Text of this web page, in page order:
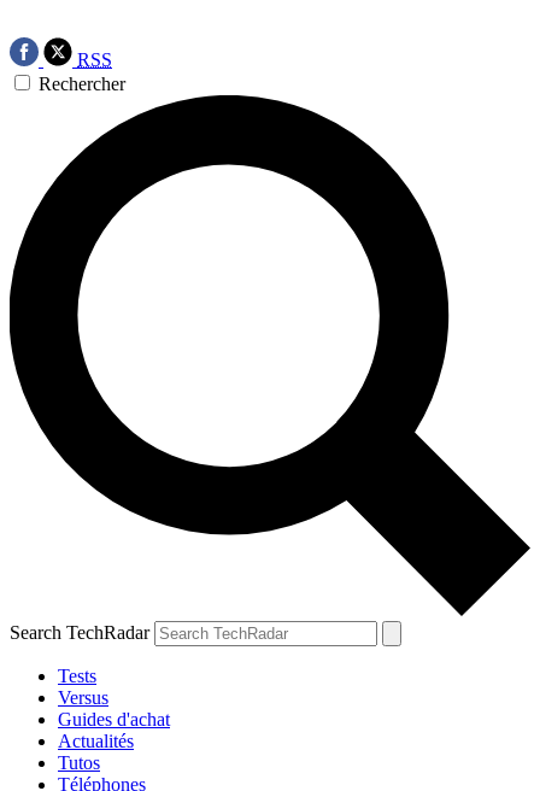
RSS
Rechercher
Search TechRadar
Tests
Versus
Guides d'achat
Actualités
Tutos
Téléphones